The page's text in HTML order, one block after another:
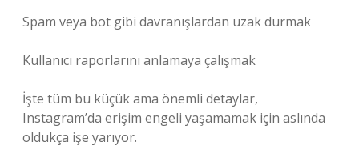
Spam veya bot gibi davranışlardan uzak durmak
Kullanıcı raporlarını anlamaya çalışmak
İşte tüm bu küçük ama önemli detaylar,
Instagram’da erişim engeli yaşamamak için aslında
oldukça işe yarıyor.